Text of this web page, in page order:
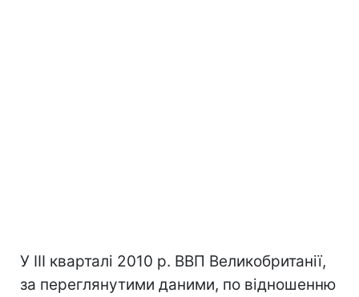
У III кварталі 2010 р. ВВП Великобританії,
за переглянутими даними, по відношенню